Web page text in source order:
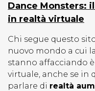
Dance Monsters:
in realtà virtuale
Chi segue questo
nuovo mondo a cui
stanno affacciando
virtuale, anche se in
parlare di realtà